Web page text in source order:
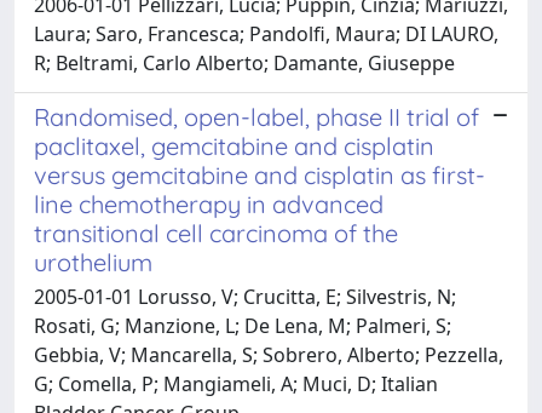
Laura; Saro, Francesca; Pandolfi, Maura; DI LAURO,
R; Beltrami, Carlo Alberto; Damante, Giuseppe
Randomised, open-label, phase II trial of
paclitaxel, gemcitabine and cisplatin
versus gemcitabine and cisplatin as first-
line chemotherapy in advanced
transitional cell carcinoma of the
urothelium
2005-01-01 Lorusso, V; Crucitta, E; Silvestris, N;
Rosati, G; Manzione, L; De Lena, M; Palmeri, S;
Gebbia, V; Mancarella, S; Sobrero, Alberto; Pezzella,
G; Comella, P; Mangiameli, A; Muci, D; Italian